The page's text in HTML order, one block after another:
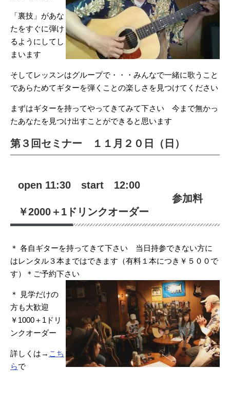
「裏技」があな
たをすぐに弾け
るようにしてし
まいます
そしてレッスンはグループで・・・みんなで一緒に歌うこと
であらためてギターを弾くことの楽しさを見つけてください
まずはギターを持ってやってきてみて下さい 今まで無かっ
たあなたを見つけ出すことができると思います
第３回セミナー １１月２０日（日）
open 11:30 start 12:00
参加料
￥2000＋1ドリンクオーダー
＊ 各自ギターを持ってきて下さい 当日持参できない方に
はレンタル３本まではできます（有料１本につき￥５００で
す）＊ご予約下さい
＊ 見学だけの
方も大歓迎
￥1000＋1ドリ
ンクオーダー
詳しくは→ こち
らで